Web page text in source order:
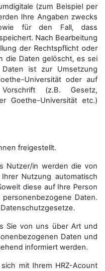
(zum Beispiel per
Ihre Angaben zwecks
für den Fall, dass
Nach Bearbeitung
der Rechtspflicht oder
die Daten gelöscht, es sei
ist zur Umsetzung
Universität oder auf
(z.B. Gesetz,
Goethe-Universität etc.)
freigestellt.
Nutzer/in werden die von
Nutzung automatisch
diese auf Ihre Person
Daten.
Sie von uns über Art und
Daten und
informiert werden.
mit Ihrem HRZ-Acount